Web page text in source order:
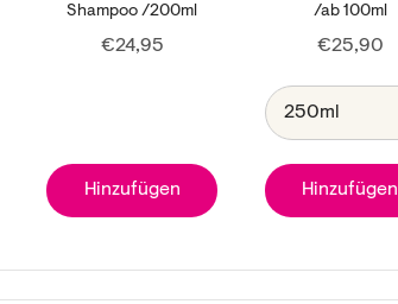
Shampoo /200ml
Price
€24,95
Hinzufügen
/ab 100ml
Price
€25,90
Hinzufügen